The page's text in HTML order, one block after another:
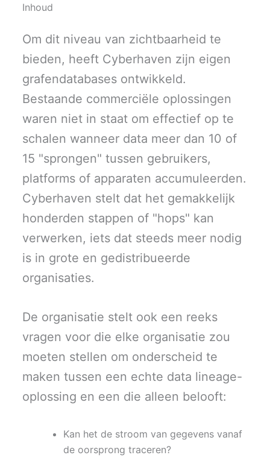
Inhoud
Om dit niveau van zichtbaarheid te
bieden, heeft Cyberhaven zijn eigen
grafendatabases ontwikkeld.
Bestaande commerciële oplossingen
waren niet in staat om effectief op te
schalen wanneer data meer dan 10 of
15 "sprongen" tussen gebruikers,
platforms of apparaten accumuleerden.
Cyberhaven stelt dat het gemakkelijk
honderden stappen of "hops" kan
verwerken, iets dat steeds meer nodig
is in grote en gedistribueerde
organisaties.
De organisatie stelt ook een reeks
vragen voor die elke organisatie zou
moeten stellen om onderscheid te
maken tussen een echte data lineage-
oplossing en een die alleen belooft:
Kan het de stroom van gegevens vanaf
de oorsprong traceren?